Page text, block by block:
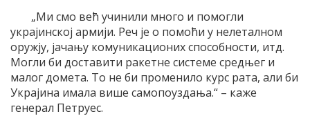
„Ми смо већ учинили много и помогли
украјинској армији. Реч је о помоћи у нелеталном
оружју, јачању комуникационих способности, итд.
Могли би доставити ракетне системе средњег и
малог домета. То не би променило курс рата, али би
Украјина имала више самопоуздања.“ – каже
генерал Петруес.